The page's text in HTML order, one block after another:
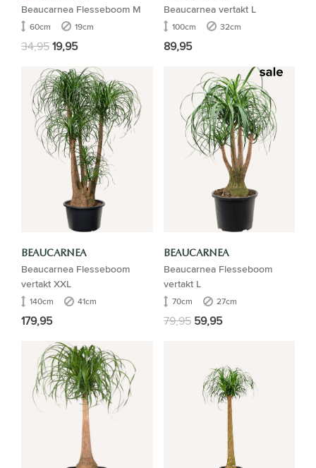
Beaucarnea Flesseboom M
60cm 19cm
34,9519,95
Beaucarnea vertakt L
100cm 32cm
89,95
BEAUCARNEA
Beaucarnea Flesseboom
vertakt XXL
140cm 41cm
179,95
BEAUCARNEA
Beaucarnea Flesseboom
vertakt L
70cm 27cm
79,95 59,95